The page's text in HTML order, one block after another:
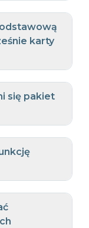
karty
się pakiet